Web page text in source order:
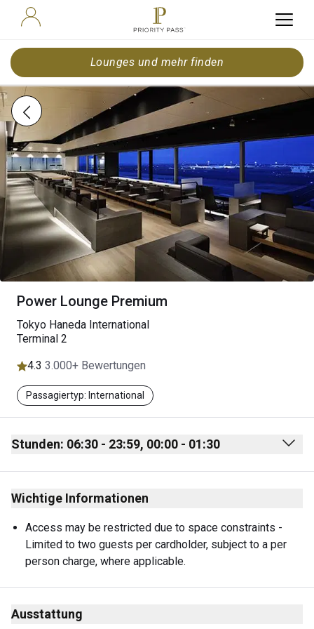
Lounges und mehr finden
Power Lounge Premium
Tokyo Haneda International
Terminal 2
4.3 3.000+ Bewertungen
Passagiertyp: International
Stunden: 06:30 - 23:59, 00:00 - 01:30
Monday 06:30 - 23:59
Tuesday 06:30 - 23:59
00:00 - 01:30
Wichtige Informationen
Access may be restricted due to space constraints -
Limited to two guests per cardholder, subject to a per
person charge, where applicable.
Ausstattung